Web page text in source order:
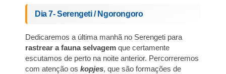
Dia 7- Serengeti / Ngorongoro
Dedicaremos a última manhã no Serengeti para
rastrear a fauna selvagem que certamente
escutamos de perto na noite anterior. Percorreremos
com atenção os kopjes, que são formações de